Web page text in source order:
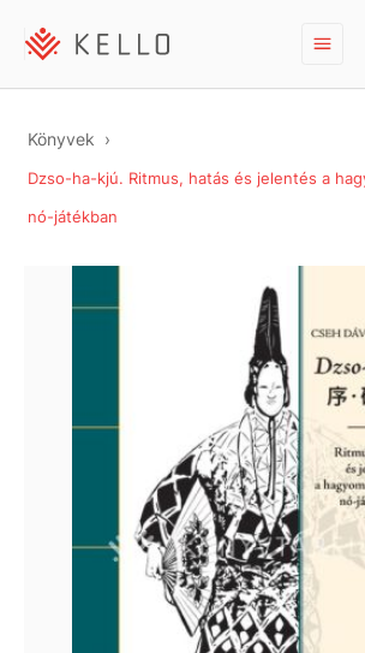
Könyvek
Dzso-ha-kjú. Ritmus, hatás és jelentés a
nó-játékban